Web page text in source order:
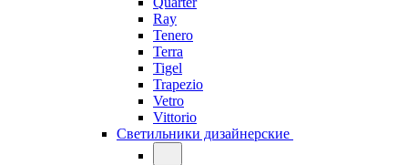
Ray
Tenero
Terra
Tigel
Trapezio
Vetro
Vittorio
Светильники дизайнерские